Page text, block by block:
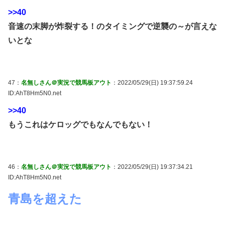
>>40
音速の末脚が炸裂する！のタイミングで逆襲の～が言えな
いとな
47： 名無しさん＠実況で競馬板アウト ：2022/05/29(日) 19:37:59.24
ID:AhT8Hm5N0.net
>>40
もうこれはケロッグでもなんでもない！
46： 名無しさん＠実況で競馬板アウト ：2022/05/29(日) 19:37:34.21
ID:AhT8Hm5N0.net
青島を超えた